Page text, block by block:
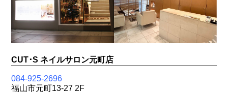
CUT･S ネイルサロン元町店
084-925-2696
福山市元町13-27 2F